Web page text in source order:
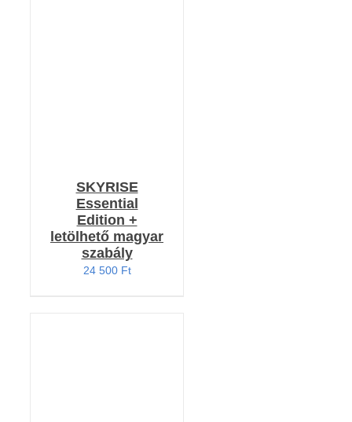
SKYRISE
Essential
Edition +
letölhető magyar
szabály
24 500 Ft